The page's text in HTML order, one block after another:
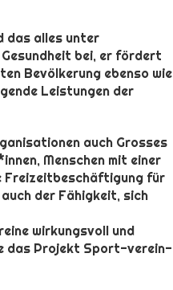
das alles unter
bei, er fördert
Bevölkerung ebenso wie
Leistungen der
auch Grosses
Menschen mit einer
Freizeitbeschäftigung für
der Fähigkeit, sich
wirkungsvoll und
das Projekt Sport-verein-